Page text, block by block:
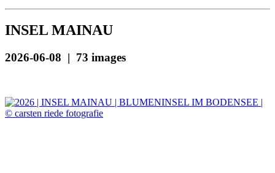
INSEL MAINAU
2026-06-08 | 73 images